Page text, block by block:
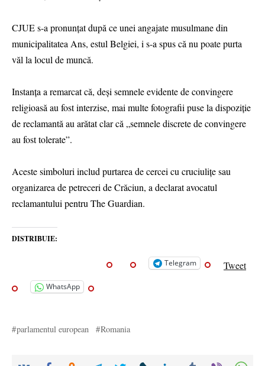
CJUE s-a pronunțat după ce unei angajate musulmane din
municipalitatea Ans, estul Belgiei, i s-a spus că nu poate purta
văl la locul de muncă.
Instanța a remarcat că, deși semnele evidente de convingere
religioasă au fost interzise, mai multe fotografii puse la dispoziție
de reclamantă au arătat clar că „semnele discrete de convingere
au fost tolerate”.
Aceste simboluri includ purtarea de cercei cu cruciulițe sau
organizarea de petreceri de Crăciun, a declarat avocatul
reclamantului pentru The Guardian.
DISTRIBUIE:
Telegram Tweet
WhatsApp
parlamentul european Romania